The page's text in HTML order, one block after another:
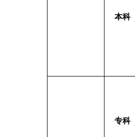
本科
专科